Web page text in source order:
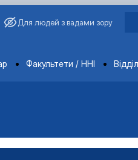
Для людей з вадами зору
Факультети / ННІ